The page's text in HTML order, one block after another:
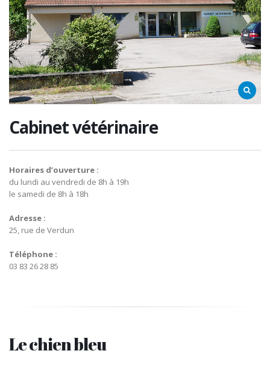
Cabinet vétérinaire
Horaires d’ouverture :
du lundi au vendredi de 8h à 19h
le samedi de 8h à 18h
Adresse :
25, rue de Verdun
Téléphone :
03 83 26 28 85
Le chien bleu